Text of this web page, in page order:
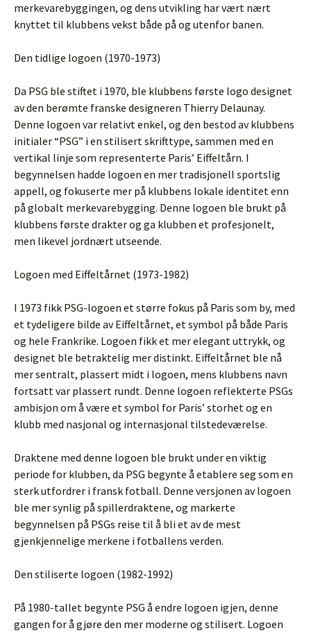
merkevarebyggingen, og dens utvikling har vært nært
knyttet til klubbens vekst både på og utenfor banen.
Den tidlige logoen (1970-1973)
Da PSG ble stiftet i 1970, ble klubbens første logo designet
av den berømte franske designeren Thierry Delaunay.
Denne logoen var relativt enkel, og den bestod av klubbens
initialer “PSG” i en stilisert skrifttype, sammen med en
vertikal linje som representerte Paris’ Eiffeltårn. I
begynnelsen hadde logoen en mer tradisjonell sportslig
appell, og fokuserte mer på klubbens lokale identitet enn
på globalt merkevarebygging. Denne logoen ble brukt på
klubbens første drakter og ga klubben et profesjonelt,
men likevel jordnært utseende.
Logoen med Eiffeltårnet (1973-1982)
I 1973 fikk PSG-logoen et større fokus på Paris som by, med
et tydeligere bilde av Eiffeltårnet, et symbol på både Paris
og hele Frankrike. Logoen fikk et mer elegant uttrykk, og
designet ble betraktelig mer distinkt. Eiffeltårnet ble nå
mer sentralt, plassert midt i logoen, mens klubbens navn
fortsatt var plassert rundt. Denne logoen reflekterte PSGs
ambisjon om å være et symbol for Paris’ storhet og en
klubb med nasjonal og internasjonal tilstedeværelse.
Draktene med denne logoen ble brukt under en viktig
periode for klubben, da PSG begynte å etablere seg som en
sterk utfordrer i fransk fotball. Denne versjonen av logoen
ble mer synlig på spillerdraktene, og markerte
begynnelsen på PSGs reise til å bli et av de mest
gjenkjennelige merkene i fotballens verden.
Den stiliserte logoen (1982-1992)
På 1980-tallet begynte PSG å endre logoen igjen, denne
gangen for å gjøre den mer moderne og stilisert. Logoen